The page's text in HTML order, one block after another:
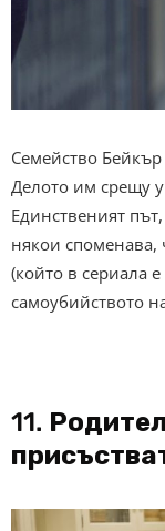
Семейство Бейкър
Делото им срещу
Единственият път,
някои споменава,
(който в сериала
самоубийството
11.